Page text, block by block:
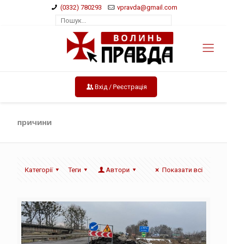
(0332) 780293 vpravda@gmail.com
Вхід / Реєстрація
причини
Категорії Теги Автори Показати всі